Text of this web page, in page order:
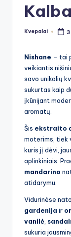
Posted
Kvepalai 3
Nishane – tai
veikiantis
savo unikalių
sukurtas kaip
įkūnijant
aromatų.
Šis ekstraito
moterims, tiek
kuris jį dėvi,
aplinkiniais.
mandarino
atidarymu.
Vidurinėse
gardenija ir
vanilė
sukuria